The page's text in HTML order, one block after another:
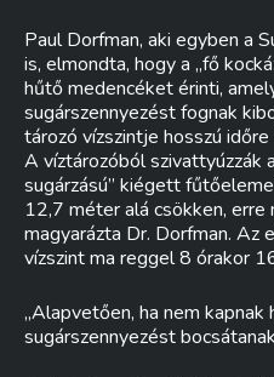
Paul Dorfman, aki egyben a
is, elmondta, hogy a „fő
hűtő medencéket érinti,
sugárszennyezést fognak
tározó vízszintje hosszú
A víztározóból szivattyúzzák
sugárzású” kiégett
12,7 méter alá csökken,
magyarázta Dr. Dorfman. Az
vízszint ma reggel 8 órakor
„Alapvetően, ha nem
sugárszennyezést